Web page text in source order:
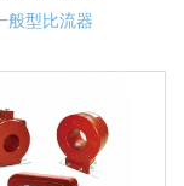
般型比流器